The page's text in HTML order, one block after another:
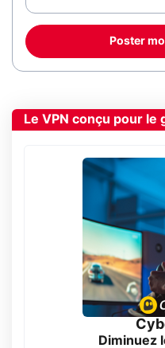
Poster
Le VPN conçu pour le
Diminuez